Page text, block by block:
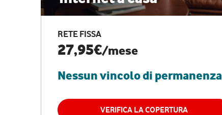
RETE FISSA
27,95€/mese
Nessun vincolo di permanenza
VERIFICA LA COPERTURA